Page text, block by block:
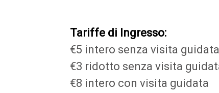
Tariffe di Ingresso:
€5 intero senza visita guidata
€3 ridotto senza visita
€8 intero con visita guidata